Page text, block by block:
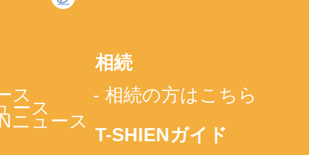
ス
ース
ニュース
相続
- 相続の方はこちら
T-SHIENガイド